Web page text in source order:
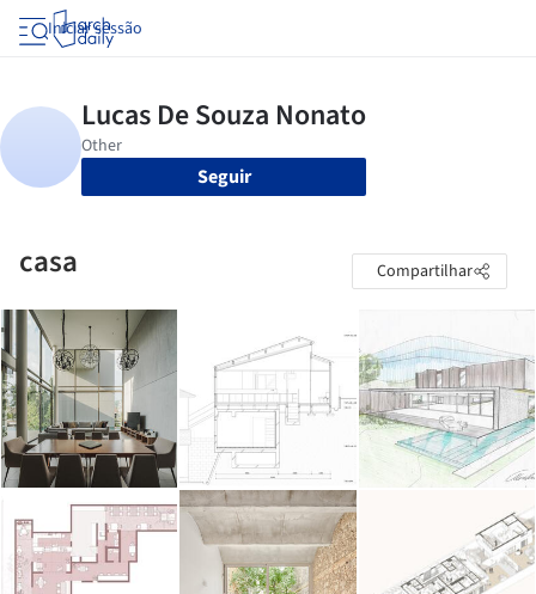
Iniciar sessão
Seguir
casa Compartilhar